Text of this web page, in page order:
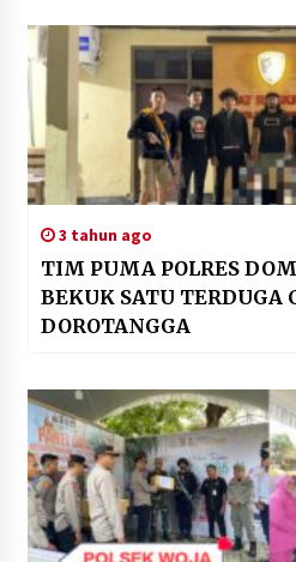
3 tahun ago
TIM PUMA POLRES
BEKUK SATU TERDUGA
DOROTANGGA